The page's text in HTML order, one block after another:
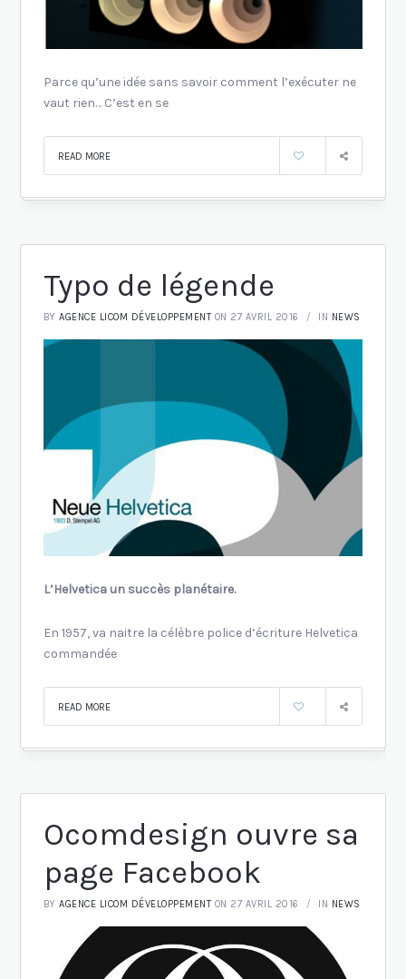
Parce qu’une idée sans savoir comment l’exécuter ne
vaut rien… C’est en se
READ MORE
Typo de légende
BYAGENCE LICOM DÉVELOPPEMENT ON 27 AVRIL 2016 IN NEWS
L’Helvetica un succès planétaire.
En 1957, va naitre la célèbre police d’écriture Helvetica
commandée
READ MORE
Ocomdesign ouvre sa
page Facebook
BYAGENCE LICOM DÉVELOPPEMENT ON 27 AVRIL 2016 IN NEWS